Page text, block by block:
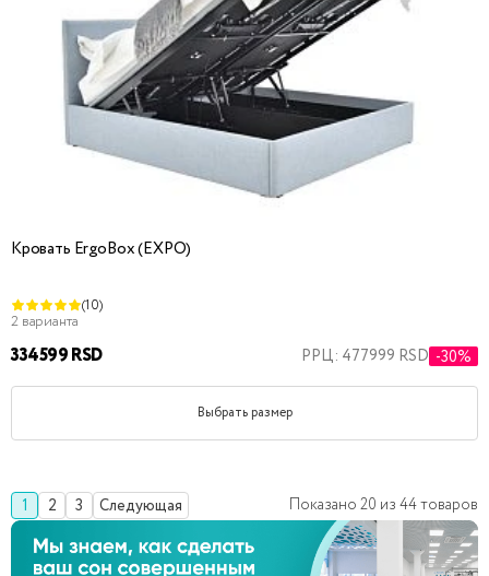
Кровать ErgoBox (EXPO)
(10)
2 варианта
334599 RSD РРЦ: 477999 RSD -30%
Выбрать размер
1 2 3 Следующая Показано 20 из 44товаров